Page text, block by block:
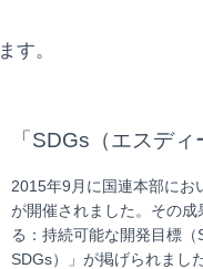
す。
「SDGs（エスディ
2015年9月に国連本部にお
が開催されました。その
る：持続可能な開発目標
SDGs）」が掲げられました